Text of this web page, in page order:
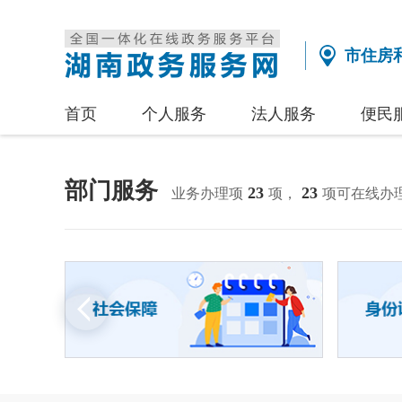
市住房
首页 个人服务 法人服务 便民
部门服务 业务办理项 23 项， 23 项可在线办